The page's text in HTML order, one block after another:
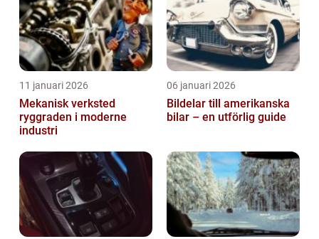
11 januari 2026
Mekanisk verksted
ryggraden i moderne
industri
06 januari 2026
Bildelar till amerikanska
bilar – en utförlig guide